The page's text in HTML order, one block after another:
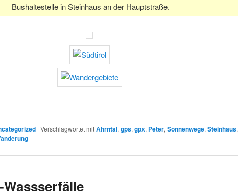
Bushaltestelle in Steinhaus an der Hauptstraße.
| Verschlagwortet mitAhrntal, gps, gpx, Peter, Sonnenwege, Steinhaus,